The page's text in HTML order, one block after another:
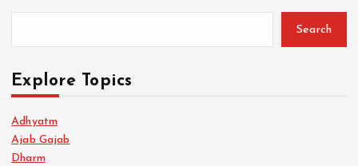
Search
Explore Topics
Adhyatm
Ajab Gajab
Dharm